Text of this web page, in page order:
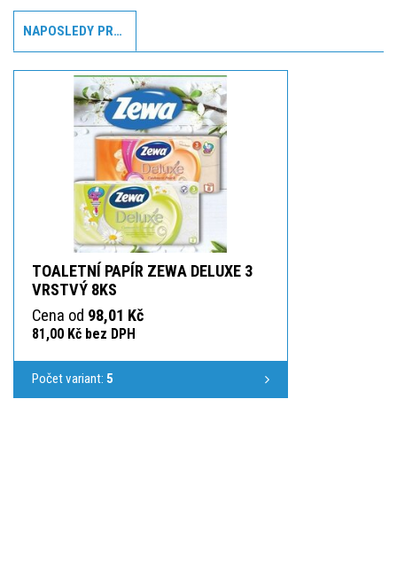
NAPOSLEDY PROHLÍŽENÉ
TOALETNÍ PAPÍR ZEWA DELUXE 3
VRSTVÝ 8KS
Cena od 98,01 Kč
81,00 Kč bez DPH
Počet variant: 5